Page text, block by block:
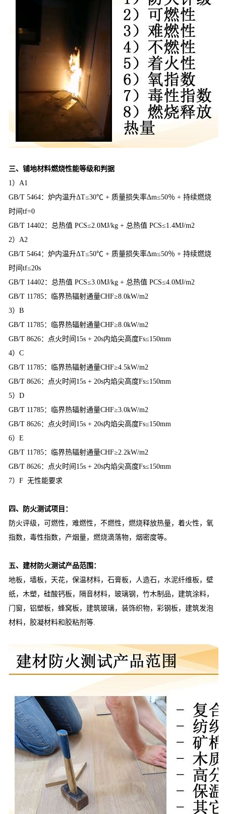
三、铺地材料燃烧性能等级和判据
1）A1
GB/T 5464：炉内温升ΔT≤30℃ + 质量损失率Δm≤50％ + 持续燃烧
时间tf=0
GB/T 14402：总热值 PCS≤2.0MJ/kg + 总热值 PCS≤1.4MJ/m2
2）A2
GB/T 5464：炉内温升ΔT≤50℃ + 质量损失率Δm≤50％ + 持续燃烧
时间tf≤20s
GB/T 14402：总热值 PCS≤3.0MJ/kg + 总热值 PCS≤4.0MJ/m2
GB/T 11785：临界热辐射通量CHF≥8.0kW/m2
3）B
GB/T 11785：临界热辐射通量CHF≥8.0kW/m2
GB/T 8626：点火时间15s + 20s内焰尖高度Fs≤150mm
4）C
GB/T 11785：临界热辐射通量CHF≥4.5kW/m2
GB/T 8626：点火时间15s + 20s内焰尖高度Fs≤150mm
5）D
GB/T 11785：临界热辐射通量CHF≥3.0kW/m2
GB/T 8626：点火时间15s + 20s内焰尖高度Fs≤150mm
6）E
GB/T 11785：临界热辐射通量CHF≥2.2kW/m2
GB/T 8626：点火时间15s + 20s内焰尖高度Fs≤150mm
7）F 无性能要求
四、防火测试项目：
防火评级，可燃性，难燃性，不燃性，燃烧释放热量，着火性，氧
指数，毒性指数，产烟量，燃烧滴落物，烟密度等。
五、建材防火测试产品范围：
地板，墙板，天花，保温材料，石膏板，人造石，水泥纤维板，壁
纸，木塑，硅酸钙板，隔音材料，玻璃钢，竹木制品，建筑涂料，
门窗，铝塑板，蜂窝板，建筑玻璃，装饰织物，彩钢板，建筑发泡
材料，胶凝材料和胶粘剂等.